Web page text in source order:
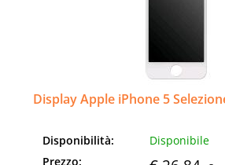
Display Apple iPhone 5
Disponibilità:
Disponibile
Prezzo: